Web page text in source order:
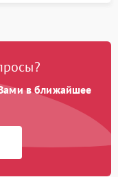
в ближайшее